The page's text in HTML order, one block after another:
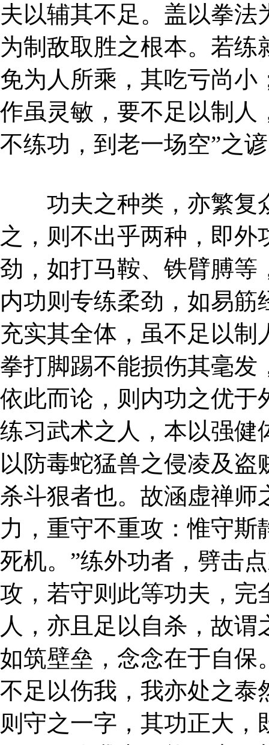
夫以辅其不足。盖以拳
为制敌取胜之根本。若
免为人所乘，其吃亏尚小
作虽灵敏，要不足以制人
不练功，到老一场空”之
功夫之种类，亦繁复
之，则不出乎两种，即
劲，如打马鞍、铁臂膊等
内功则专练柔劲，如易
充实其全体，虽不足以
拳打脚踢不能损伤其毫发
依此而论，则内功之优于
练习武术之人，本以强健
以防毒蛇猛兽之侵凌及
杀斗狠者也。故涵虚禅师
力，重守不重攻：惟守
死机。”练外功者，劈击
攻，若守则此等功夫，完
人，亦且足以自杀，故
如筑壁垒，念念在于自保
不足以伤我，我亦处之泰
则守之一字，其功正大